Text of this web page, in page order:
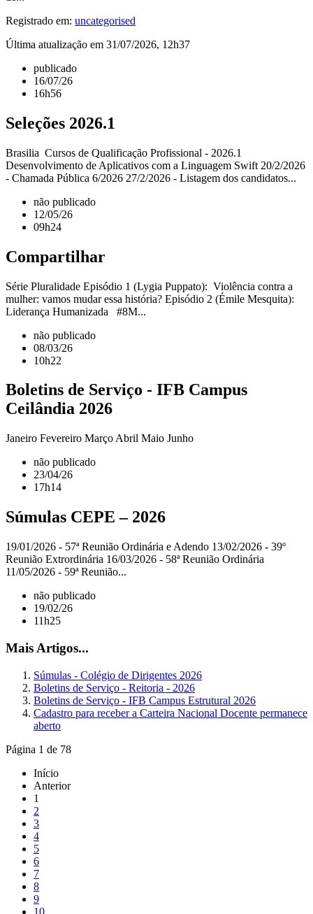
Registrado em: uncategorised
Última atualização em 31/07/2026, 12h37
publicado
16/07/26
16h56
Seleções 2026.1
Brasilia Cursos de Qualificação Profissional - 2026.1
Desenvolvimento de Aplicativos com a Linguagem Swift 20/2/2026
- Chamada Pública 6/2026 27/2/2026 - Listagem dos candidatos...
não publicado
12/05/26
09h24
Compartilhar
Série Pluralidade Episódio 1 (Lygia Puppato): Violência contra a
mulher: vamos mudar essa história? Episódio 2 (Émile Mesquita):
Liderança Humanizada #8M...
não publicado
08/03/26
10h22
Boletins de Serviço - IFB Campus
Ceilândia 2026
Janeiro Fevereiro Março Abril Maio Junho
não publicado
23/04/26
17h14
Súmulas CEPE – 2026
19/01/2026 - 57ª Reunião Ordinária e Adendo 13/02/2026 - 39º
Reunião Extrordinária 16/03/2026 - 58ª Reunião Ordinária
11/05/2026 - 59ª Reunião...
não publicado
19/02/26
11h25
Mais Artigos...
Súmulas - Colégio de Dirigentes 2026
Boletins de Serviço - Reitoria - 2026
Boletins de Serviço - IFB Campus Estrutural 2026
Cadastro para receber a Carteira Nacional Docente permanece
aberto
Página 1 de 78
Início
Anterior
1
2
3
4
5
6
7
8
9
10